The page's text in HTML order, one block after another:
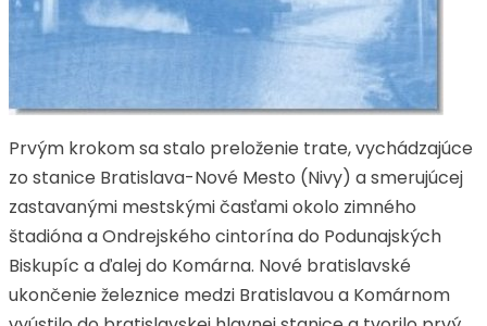
Prvým krokom sa stalo preloženie trate, vychádzajúce
zo stanice Bratislava-Nové Mesto (Nivy) a smerujúcej
zastavanými mestskými časťami okolo zimného
štadióna a Ondrejského cintorína do Podunajských
Biskupíc a ďalej do Komárna. Nové bratislavské
ukončenie železnice medzi Bratislavou a Komárnom